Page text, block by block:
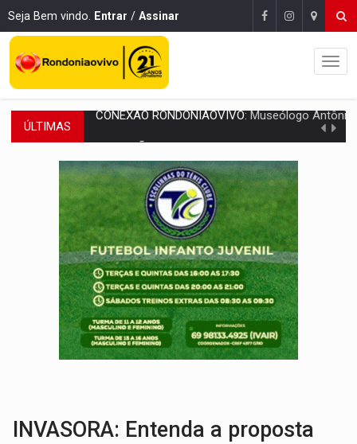
Seja Bem vindo. Entrar / Assinar
ÚLTIMAS Ferroviários pedem ao Iphan recuperação de área
VARIANDO O CARDÁPIO:Veja essa receita de carne assada para o
PREJUÍZO AOS ESTUDANTES: Greve dos professores em PVH é
POSSESSÃO DE DEBORAH LOGAN:Terror mistura mistério e filmagens
TRANSPARÊNCIA:TCE reúne candidatos ao Governo e apresenta
ELAS DECIDEM:Mulheres são maioria e representam 52% do eleitorado de
NO CARRO:Homem é preso com pistola 9mm durante abordagem da Força
TRÁGICO:Pai do 'Xandy Motocross' morre em
INVASORA: Entenda a proposta